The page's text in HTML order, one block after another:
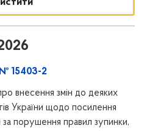
15403-2
внесення змін до деяких
України щодо посилення
за порушення правил зупинки,